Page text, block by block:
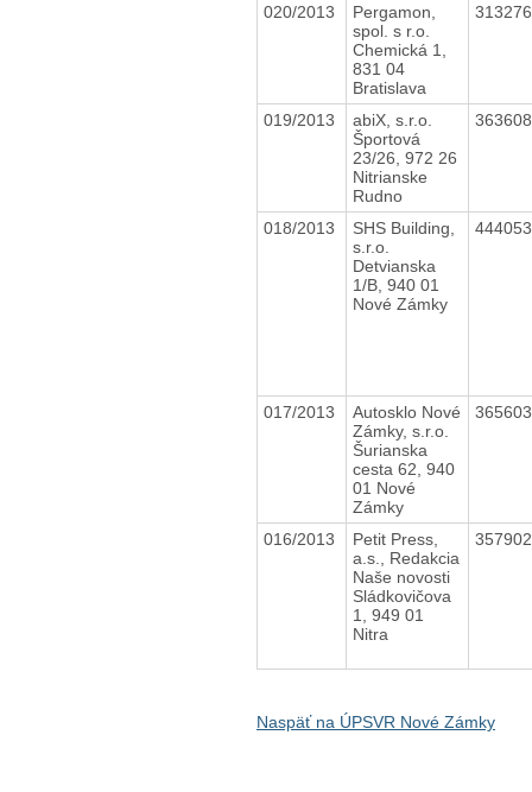
020/2013
Pergamon,
spol. s r.o.
Chemická 1,
831 04
Bratislava
019/2013
abiX, s.r.o.
Športová
23/26, 972 26
Nitrianske
Rudno
018/2013
SHS Building,
s.r.o.
Detvianska
1/B, 940 01
Nové Zámky
017/2013
Autosklo Nové
Zámky, s.r.o.
Šurianska
cesta 62, 940
01 Nové
Zámky
016/2013
Petit Press,
a.s., Redakcia
Naše novosti
Sládkovičova
1, 949 01
Nitra
Naspäť na ÚPSVR Nové Zámky